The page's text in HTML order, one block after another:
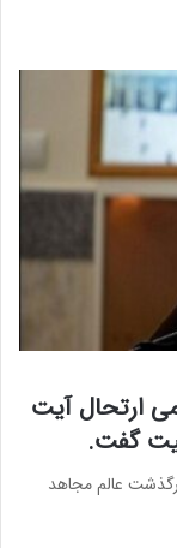
ارتحال آیت
گفت.
درگذشت عالم مجاهد